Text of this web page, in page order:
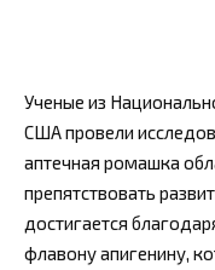
Ученые из
США провели
аптечная ромашка
препятствовать
достигается
флавону апигенину,